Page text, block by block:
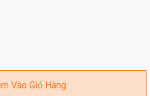
Vào Giỏ Hàng